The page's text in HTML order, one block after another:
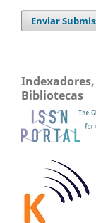
Enviar
Bibliotecas